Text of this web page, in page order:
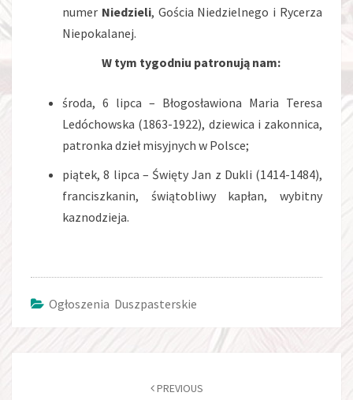
numer Niedzieli, Gościa Niedzielnego i Rycerza
Niepokalanej.
W tym tygodniu patronują nam:
środa, 6 lipca – Błogosławiona Maria Teresa
Ledóchowska (1863-1922), dziewica i zakonnica,
patronka dzieł misyjnych w Polsce;
piątek, 8 lipca – Święty Jan z Dukli (1414-1484),
franciszkanin, świątobliwy kapłan, wybitny
kaznodzieja.
Ogłoszenia Duszpasterskie
PREVIOUS